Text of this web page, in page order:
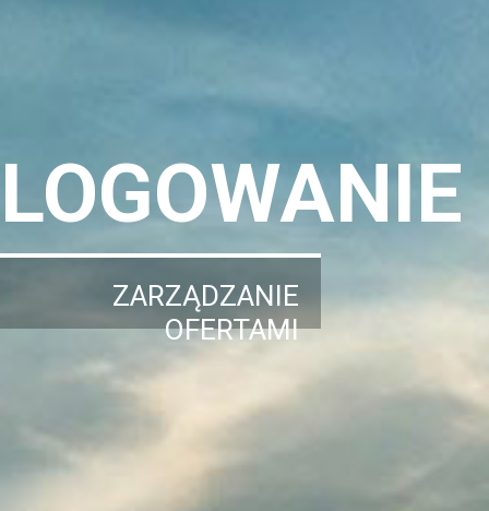
LOGOWANIE
ZARZĄDZANIE
OFERTAMI